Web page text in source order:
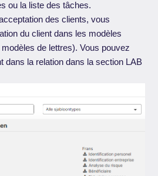
ou la liste des tâches.
des clients, vous
du client dans les modèles
de lettres). Vous pouvez
dans la relation dans la section LAB